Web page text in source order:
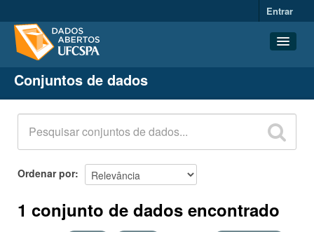
Entrar
Conjuntos de dados
Organizações
Grupos
Sobre
Conjuntos de dados
Ordenar por
1 conjunto de dados encontrado